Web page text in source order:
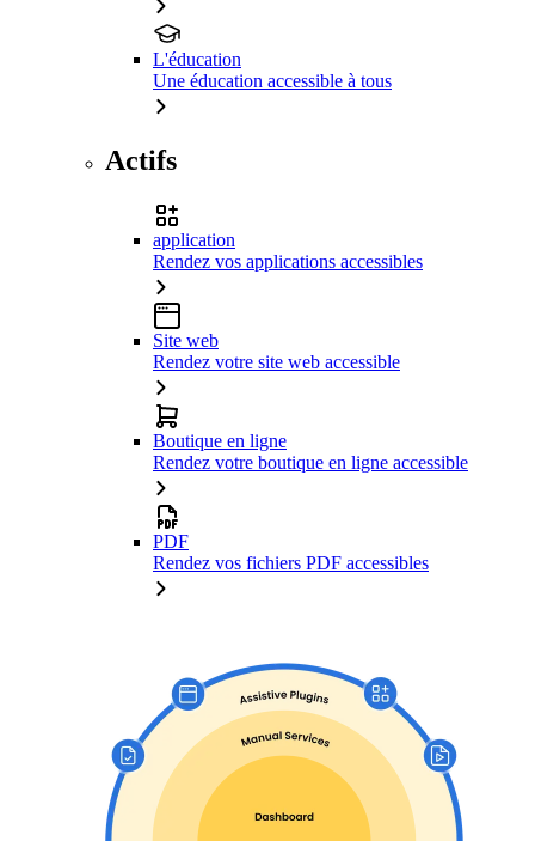
L'éducation
Une éducation accessible à tous
Actifs
application
Rendez vos applications accessibles
Site web
Rendez votre site web accessible
Boutique en ligne
Rendez votre boutique en ligne accessible
PDF
Rendez vos fichiers PDF accessibles